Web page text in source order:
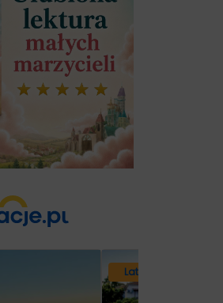
Lato 2026